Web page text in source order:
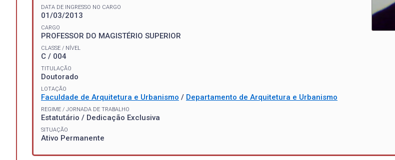
DATA DE INGRESSO NO CARGO
01/03/2013
CARGO
PROFESSOR DO MAGISTÉRIO SUPERIOR
CLASSE / NÍVEL
C / 004
TITULAÇÃO
Doutorado
LOTAÇÃO
Faculdade de Arquitetura e Urbanismo / Departamento de Arquitetura e Urbanismo
REGIME / JORNADA DE TRABALHO
Estatutário / Dedicação Exclusiva
SITUAÇÃO
Ativo Permanente